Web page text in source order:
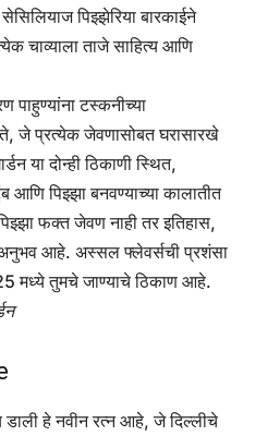
पिझ्झेरिया बारकाईने
चाव्याला ताजे साहित्य आणि
पाहुण्यांना टस्कनीच्या
जे प्रत्येक जेवणासोबत घरासारखे
या दोन्ही ठिकाणी स्थित,
पिझ्झा बनवण्याच्या कालातीत
फक्त जेवण नाही तर इतिहास,
आहे. अस्सल फ्लेवर्सची प्रशंसा
मध्ये तुमचे जाण्याचे ठिकाण आहे.
हे नवीन रत्न आहे, जे दिल्लीचे